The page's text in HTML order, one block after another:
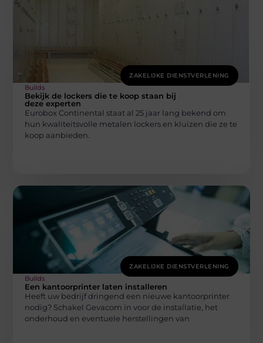
ZAKELIJKE DIENSTVERLENING
Builds
Bekijk de lockers die te koop staan bij
deze experten
Eurobox Continental staat al 25 jaar lang bekend om
hun kwaliteitsvolle metalen lockers en kluizen die ze te
koop aanbieden.
ZAKELIJKE DIENSTVERLENING
Builds
Een kantoorprinter laten installeren
Heeft uw bedrijf dringend een nieuwe kantoorprinter
nodig? Schakel Gevacom in voor de installatie, het
onderhoud en eventuele herstellingen van